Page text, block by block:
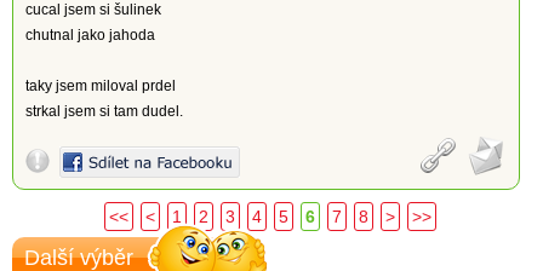
cucal jsem si šulinek
chutnal jako jahoda
taky jsem miloval prdel
strkal jsem si tam dudel.
<< < 1 2 3 4 5 6 7 8 > >>
Další výběr